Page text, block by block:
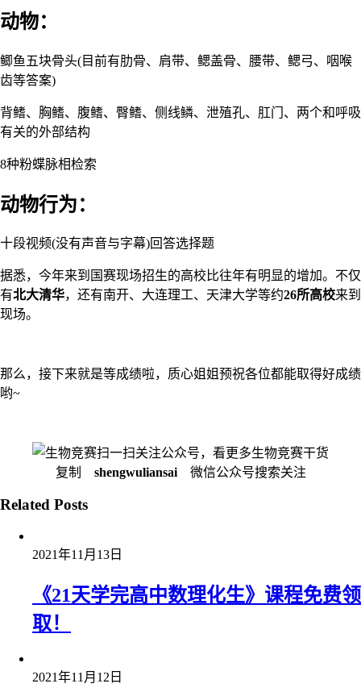
动物：
鲫鱼五块骨头(目前有肋骨、肩带、鳃盖骨、腰带、鳃弓、咽喉
齿等答案)
背鳍、胸鳍、腹鳍、臀鳍、侧线鳞、泄殖孔、肛门、两个和呼吸
有关的外部结构
8种粉蝶脉相检索
动物行为：
十段视频(没有声音与字幕)回答选择题
据悉，今年来到国赛现场招生的高校比往年有明显的增加。不仅
有北大清华，还有南开、大连理工、天津大学等约26所高校来到
现场。
那么，接下来就是等成绩啦，质心姐姐预祝各位都能取得好成绩
哟~
扫一扫关注公众号，看更多生物竞赛干货
复制 shengwuliansai微信公众号搜索关注
Related Posts
2021年11月13日
《21天学完高中数理化生》课程免费领
取！
2021年11月12日